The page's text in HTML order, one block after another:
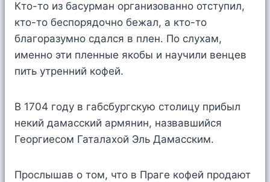
Кто-то из басурман организованно отступил,
кто-то беспорядочно бежал, а кто-то
благоразумно сдался в плен. По слухам,
именно эти пленные якобы и научили венцев
пить утренний кофей.
В 1704 году в габсбургскую столицу прибыл
некий дамасский армянин, назвавшийся
Георгиесом Гаталахой Эль Дамасским.
Прослышав о том, что в Праге кофей продают